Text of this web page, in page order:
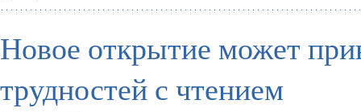
Новое открытие может
трудностей с чтением